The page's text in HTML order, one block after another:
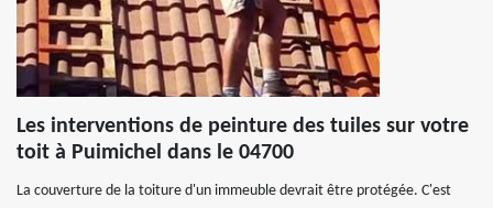
Les interventions de peinture des tuiles sur votre
toit à Puimichel dans le 04700
La couverture de la toiture d'un immeuble devrait être protégée. C'est